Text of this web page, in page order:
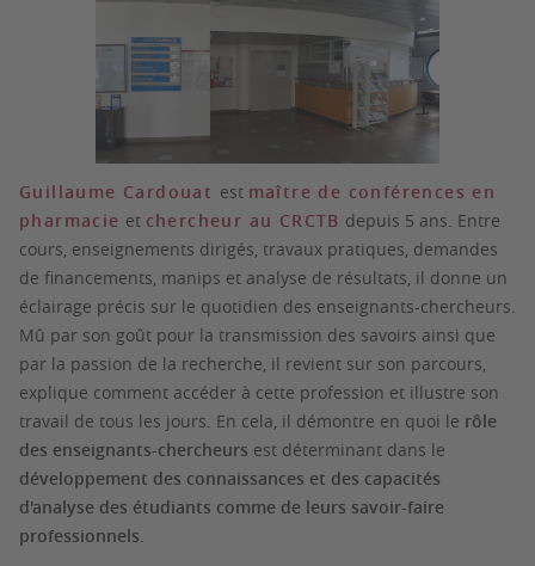
Guillaume Cardouat est maître de conférences en
pharmacie et chercheur au CRCTB depuis 5 ans. Entre
cours, enseignements dirigés, travaux pratiques, demandes
de financements, manips et analyse de résultats, il donne un
éclairage précis sur le quotidien des enseignants-chercheurs.
Mû par son goût pour la transmission des savoirs ainsi que
par la passion de la recherche, il revient sur son parcours,
explique comment accéder à cette profession et illustre son
travail de tous les jours. En cela, il démontre en quoi le rôle
des enseignants-chercheurs est déterminant dans le
développement des connaissances et des capacités
d'analyse des étudiants comme de leurs savoir-faire
professionnels.